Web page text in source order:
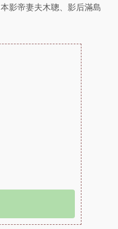
影帝妻夫木聰、影后滿島